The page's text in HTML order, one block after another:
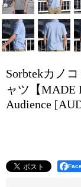
Sorbtekカノ
ャツ【MADE
Audience